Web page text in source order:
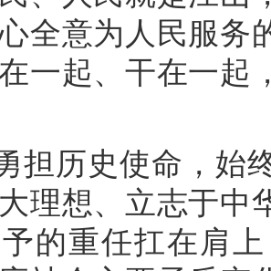
全意为人民服务
一起、干在一起
历史使命，始
理想、立志于中
的重任扛在肩